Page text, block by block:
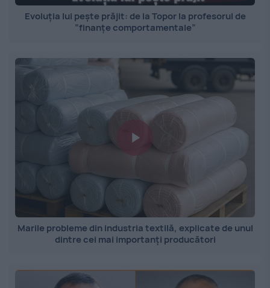
Evoluția lui pește prăjit: de la Topor la profesorul de
”finanțe comportamentale”
Marile probleme din industria textilă, explicate de unul
dintre cei mai importanți producători